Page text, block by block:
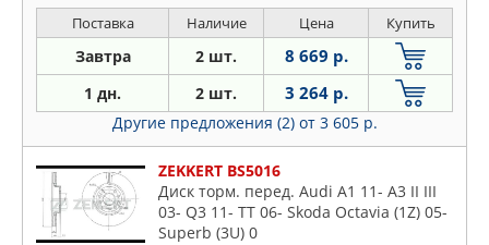
Поставка Наличие Цена Купить
Завтра 2 шт. 8 669 р.
1 дн. 2 шт. 3 264 р.
Другие предложения (2) от 3 605 р.
ZEKKERT BS5016
Диск торм. перед. Audi A1 11- A3 II III
03- Q3 11- TT 06- Skoda Octavia (1Z) 05-
Superb (3U) 0